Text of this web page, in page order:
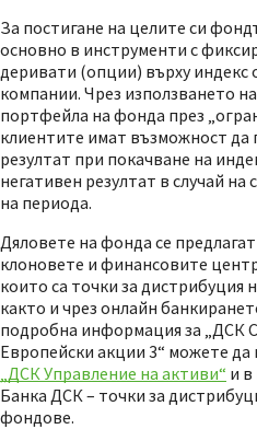
За постигане на целите си
основно в инструменти с
деривати (опции) върху индекс
компании. Чрез използването
портфейла на фонда през
клиентите имат възможност да
резултат при покачване на
негативен резултат в случай на
на периода.
Дяловете на фонда се
клоновете и финансовите
които са точки за дистрибуция
както и чрез онлайн
подробна информация за „ДСК
Европейски акции 3“ можете да
„ДСК Управление на активи“ и
Банка ДСК – точки за
фондове.